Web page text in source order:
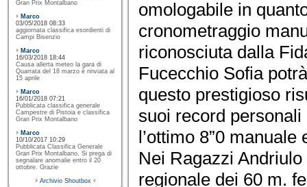
Gran Prix Montalbano
Marco
03/05/2018 08:33
aggiornata classifica esordienti di
Campi Bisenzio
Marco
16/03/2018 18:44
Causa allerta meteo la gara di
Quarrata del 18 marzo è rinviata al
15 aprile
Marco
16/01/2018 07:21
Pubblicata classifica generale
Campestre di Pistoia e classifica
Gran Prix Montalbano
Marco
10/10/2017 10:29
Pubblicata Classifica Generale
Gran Prix Montalbano. Si prega di
segnalare anomalie entro il 20
ottobre. Grazie
Archivio Shoutbox
omologabile in
cronometraggio
riconosciuta dalla
Fucecchio Sofia
questo prestigioso
suoi record
l’ottimo 8”0 manuale
Nei Ragazzi
regionale dei 60 m.